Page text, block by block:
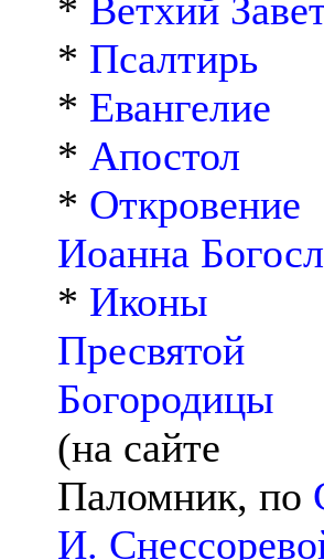
* Ветхий
* Псалтирь
* Евангелие
* Апостол
* Откровение
Иоанна
* Иконы
Пресвятой
Богородицы
(на сайте
Паломник, по
И.